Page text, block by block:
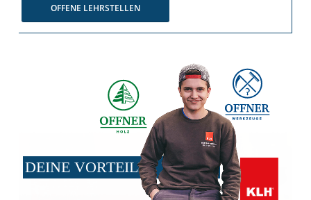
OFFENE LEHRSTELLEN
DEINE VORTEILE